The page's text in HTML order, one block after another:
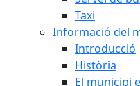
Taxi
Informació del
Introducció
Història
El municipi